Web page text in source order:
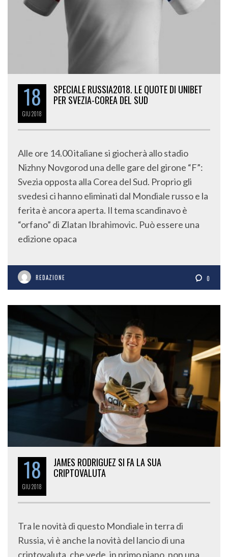
18
GIU2018
SPECIALE RUSSIA2018. LE QUOTE DI UNIBET
PER SVEZIA-COREA DEL SUD
Alle ore 14.00 italiane si giocherà allo stadio
Nizhny Novgorod una delle gare del girone “F”:
Svezia opposta alla Corea del Sud. Proprio gli
svedesi ci hanno eliminati dal Mondiale russo e la
ferita è ancora aperta. Il tema scandinavo è
“orfano” di Zlatan Ibrahimovic. Può essere una
edizione opaca
REDAZIONE 0
18
GIU2018
JAMES RODRIGUEZ SI FA LA SUA
CRIPTOVALUTA
Tra le novità di questo Mondiale in terra di
Russia, vi è anche la novità del lancio di una
criptovaluta, che vede, in primo piano, non una